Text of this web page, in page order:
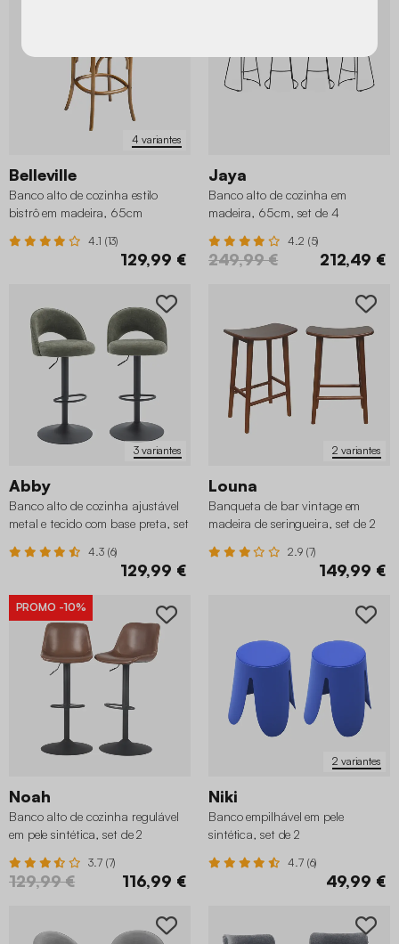
4 variantes
Belleville
Banco alto de cozinha estilo
bistrô em madeira, 65cm
4.1 (13)
129,99 €
Jaya
Banco alto de cozinha em
madeira, 65cm, set de 4
4.2 (5)
249,99 € 212,49 €
3 variantes
Abby
Banco alto de cozinha ajustável
metal e tecido com base preta, set
4.3 (6)
129,99 €
2 variantes
Louna
Banqueta de bar vintage em
madeira de seringueira, set de 2
2.9 (7)
149,99 €
PROMO -10%
Noah
Banco alto de cozinha regulável
em pele sintética, set de 2
3.7 (7)
129,99 € 116,99 €
2 variantes
Niki
Banco empilhável em pele
sintética, set de 2
4.7 (6)
49,99 €